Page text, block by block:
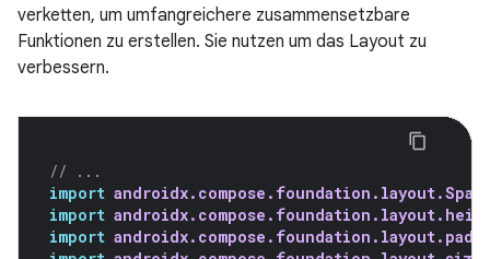
verketten, um umfangreichere zusammensetzbare
Funktionen zu erstellen. Sie nutzen um das Layout zu
verbessern.
// ...
import
import
import